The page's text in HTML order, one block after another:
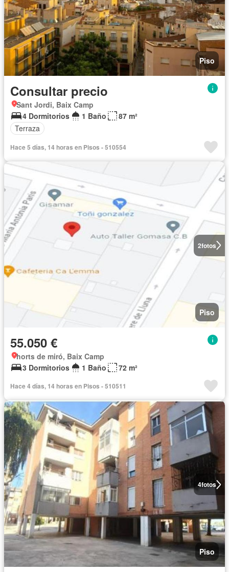
Piso
Consultar precio
Sant Jordi, Baix Camp
4 Dormitorios
1 Baño
87 m²
Terraza
Hace 5 días, 14 horas en Pisos - 510554
2fotos
Piso
55.050 €
horts de miró, Baix Camp
3 Dormitorios
1 Baño 72 m²
Hace 4 días, 14 horas en Pisos - 510511
4fotos
Piso